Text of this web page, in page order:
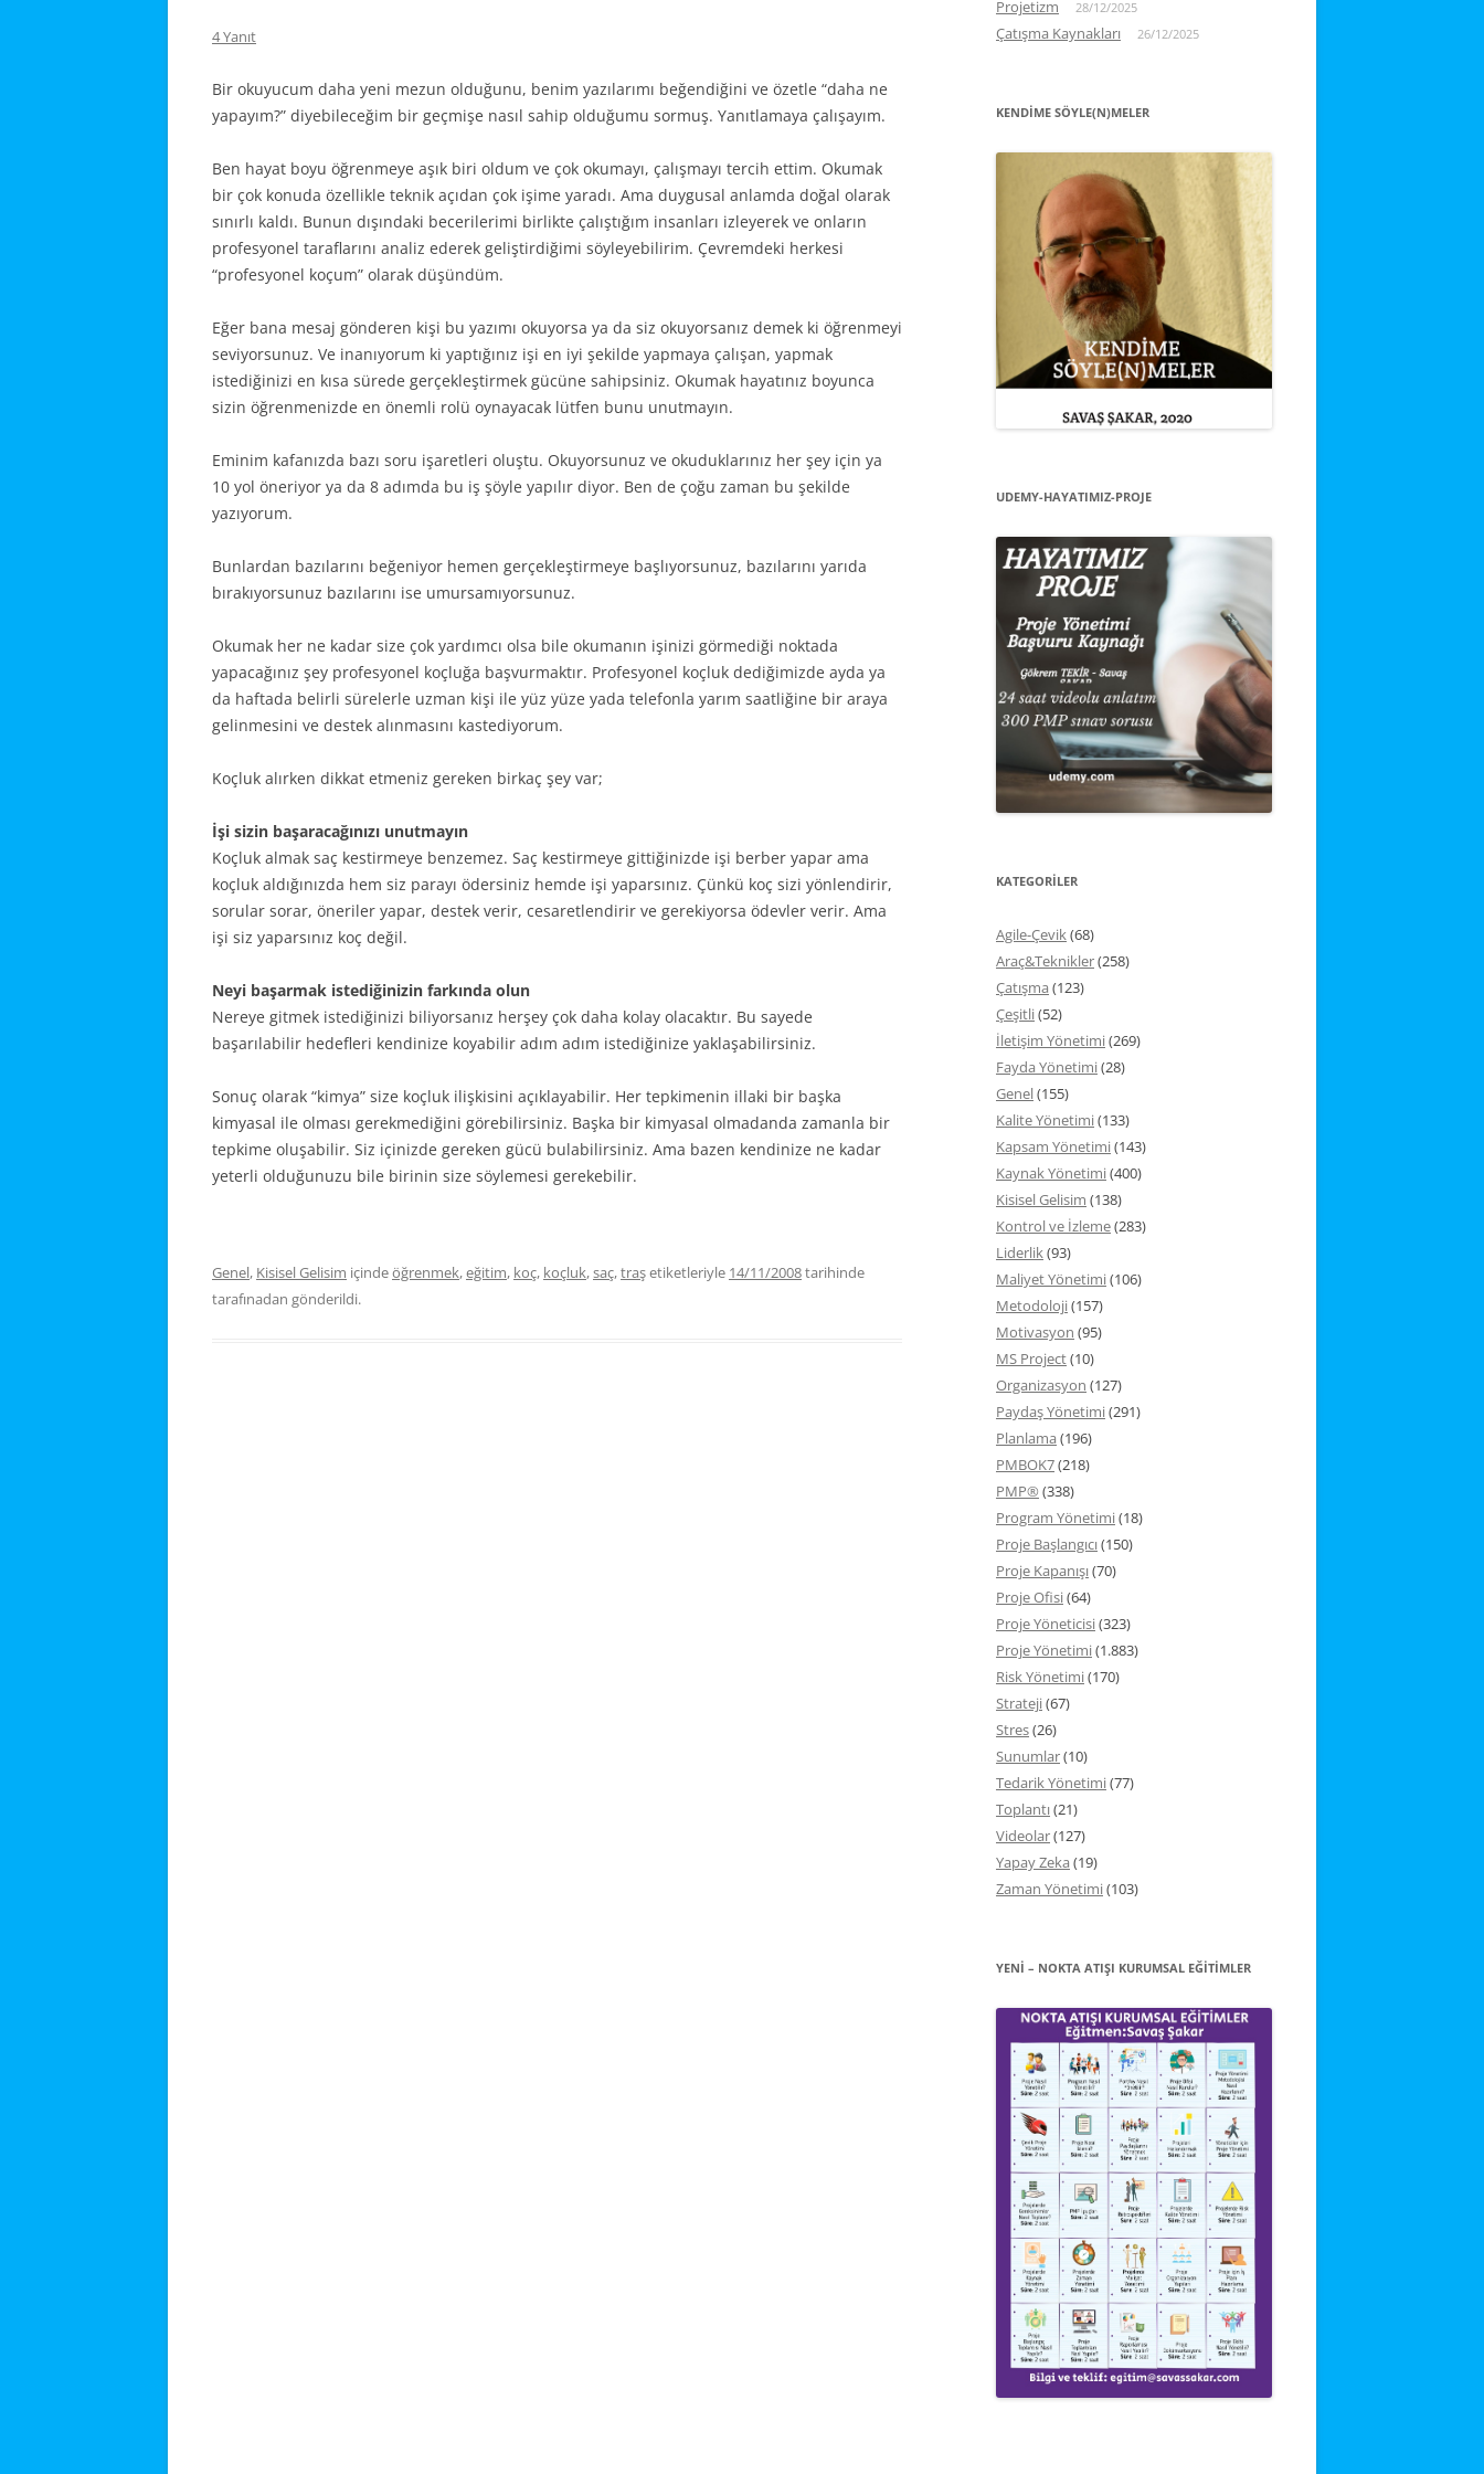
2009
2008
2007
DANIŞMANLIK
4 Yanıt
Bir okuyucum daha yeni mezun olduğunu, benim yazılarımı beğendiğini ve özetle “daha ne
yapayım?” diyebileceğim bir geçmişe nasıl sahip olduğumu sormuş. Yanıtlamaya çalışayım.
Ben hayat boyu öğrenmeye aşık biri oldum ve çok okumayı, çalışmayı tercih ettim. Okumak
bir çok konuda özellikle teknik açıdan çok işime yaradı. Ama duygusal anlamda doğal olarak
sınırlı kaldı. Bunun dışındaki becerilerimi birlikte çalıştığım insanları izleyerek ve onların
profesyonel taraflarını analiz ederek geliştirdiğimi söyleyebilirim. Çevremdeki herkesi
“profesyonel koçum” olarak düşündüm.
Eğer bana mesaj gönderen kişi bu yazımı okuyorsa ya da siz okuyorsanız demek ki öğrenmeyi
seviyorsunuz. Ve inanıyorum ki yaptığınız işi en iyi şekilde yapmaya çalışan, yapmak
istediğinizi en kısa sürede gerçekleştirmek gücüne sahipsiniz. Okumak hayatınız boyunca
sizin öğrenmenizde en önemli rolü oynayacak lütfen bunu unutmayın.
Eminim kafanızda bazı soru işaretleri oluştu. Okuyorsunuz ve okuduklarınız her şey için ya
10 yol öneriyor ya da 8 adımda bu iş şöyle yapılır diyor. Ben de çoğu zaman bu şekilde
yazıyorum.
Bunlardan bazılarını beğeniyor hemen gerçekleştirmeye başlıyorsunuz, bazılarını yarıda
bırakıyorsunuz bazılarını ise umursamıyorsunuz.
Okumak her ne kadar size çok yardımcı olsa bile okumanın işinizi görmediği noktada
yapacağınız şey profesyonel koçluğa başvurmaktır. Profesyonel koçluk dediğimizde ayda ya
da haftada belirli sürelerle uzman kişi ile yüz yüze yada telefonla yarım saatliğine bir araya
gelinmesini ve destek alınmasını kastediyorum.
Koçluk alırken dikkat etmeniz gereken birkaç şey var;
İşi sizin başaracağınızı unutmayın
Koçluk almak saç kestirmeye benzemez. Saç kestirmeye gittiğinizde işi berber yapar ama
koçluk aldığınızda hem siz parayı ödersiniz hemde işi yaparsınız. Çünkü koç sizi yönlendirir,
sorular sorar, öneriler yapar, destek verir, cesaretlendirir ve gerekiyorsa ödevler verir. Ama
işi siz yaparsınız koç değil.
Neyi başarmak istediğinizin farkında olun
Nereye gitmek istediğinizi biliyorsanız herşey çok daha kolay olacaktır. Bu sayede
başarılabilir hedefleri kendinize koyabilir adım adım istediğinize yaklaşabilirsiniz.
Sonuç olarak “kimya” size koçluk ilişkisini açıklayabilir. Her tepkimenin illaki bir başka
kimyasal ile olması gerekmediğini görebilirsiniz. Başka bir kimyasal olmadanda zamanla bir
tepkime oluşabilir. Siz içinizde gereken gücü bulabilirsiniz. Ama bazen kendinize ne kadar
yeterli olduğunuzu bile birinin size söylemesi gerekebilir.
Genel, Kisisel Gelisim içindeöğrenmek,eğitim, koç, koçluk,saç,traşetiketleriyle 14/11/2008tarihinde
tarafınadan gönderildi.
Projetizm 28/12/2025
Çatışma Kaynakları 26/12/2025
KENDIME SÖYLE(N)MELER
UDEMY-HAYATIMIZ-PROJE
KATEGORİLER
Agile-Çevik (68)
Araç&Teknikler(258)
Çatışma (123)
Çeşitli(52)
İletişim Yönetimi(269)
Fayda Yönetimi(28)
Genel(155)
Kalite Yönetimi(133)
Kapsam Yönetimi(143)
Kaynak Yönetimi(400)
Kisisel Gelisim (138)
Kontrol ve İzleme(283)
Liderlik (93)
Maliyet Yönetimi(106)
Metodoloji(157)
Motivasyon (95)
MS Project(10)
Organizasyon (127)
Paydaş Yönetimi(291)
Planlama (196)
PMBOK7(218)
PMP® (338)
Program Yönetimi(18)
Proje Başlangıcı(150)
Proje Kapanışı(70)
Proje Ofisi(64)
Proje Yöneticisi(323)
Proje Yönetimi(1.883)
Risk Yönetimi(170)
Strateji(67)
Stres(26)
Sunumlar(10)
Tedarik Yönetimi(77)
Toplantı(21)
Videolar(127)
Yapay Zeka (19)
Zaman Yönetimi(103)
YENİ – NOKTA ATIŞI KURUMSAL EĞITIMLER